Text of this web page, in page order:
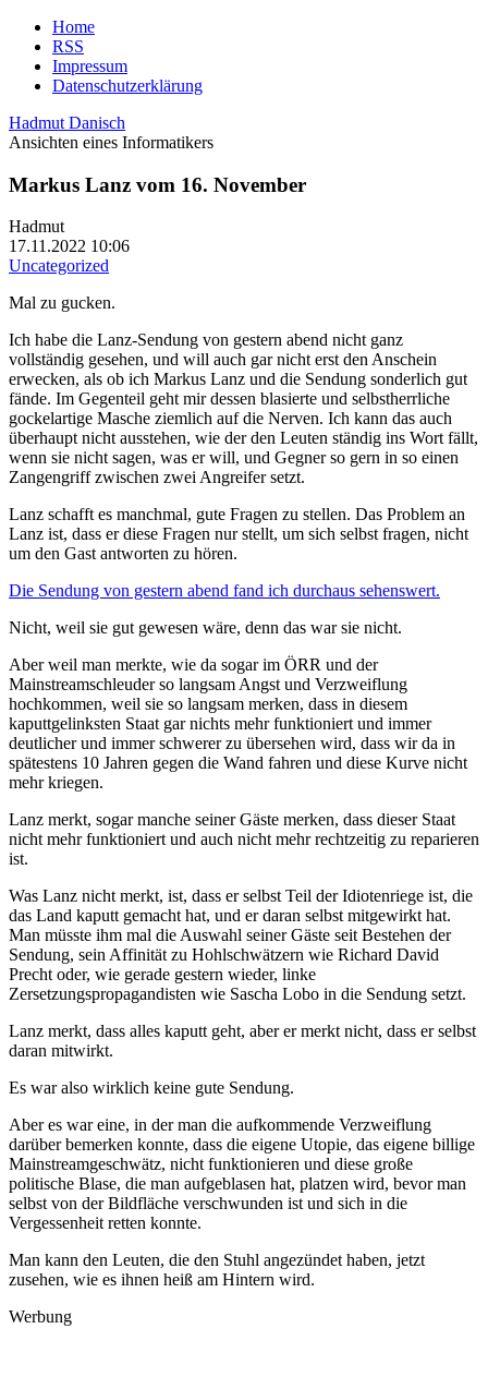
Home
RSS
Impressum
Datenschutzerklärung
Hadmut Danisch
Ansichten eines Informatikers
Markus Lanz vom 16. November
Hadmut
17.11.2022 10:06
Uncategorized
Mal zu gucken.
Ich habe die Lanz-Sendung von gestern abend nicht ganz
vollständig gesehen, und will auch gar nicht erst den Anschein
erwecken, als ob ich Markus Lanz und die Sendung sonderlich gut
fände. Im Gegenteil geht mir dessen blasierte und selbstherrliche
gockelartige Masche ziemlich auf die Nerven. Ich kann das auch
überhaupt nicht ausstehen, wie der den Leuten ständig ins Wort fällt,
wenn sie nicht sagen, was er will, und Gegner so gern in so einen
Zangengriff zwischen zwei Angreifer setzt.
Lanz schafft es manchmal, gute Fragen zu stellen. Das Problem an
Lanz ist, dass er diese Fragen nur stellt, um sich selbst fragen, nicht
um den Gast antworten zu hören.
Die Sendung von gestern abend fand ich durchaus sehenswert.
Nicht, weil sie gut gewesen wäre, denn das war sie nicht.
Aber weil man merkte, wie da sogar im ÖRR und der
Mainstreamschleuder so langsam Angst und Verzweiflung
hochkommen, weil sie so langsam merken, dass in diesem
kaputtgelinksten Staat gar nichts mehr funktioniert und immer
deutlicher und immer schwerer zu übersehen wird, dass wir da in
spätestens 10 Jahren gegen die Wand fahren und diese Kurve nicht
mehr kriegen.
Lanz merkt, sogar manche seiner Gäste merken, dass dieser Staat
nicht mehr funktioniert und auch nicht mehr rechtzeitig zu reparieren
ist.
Was Lanz nicht merkt, ist, dass er selbst Teil der Idiotenriege ist, die
das Land kaputt gemacht hat, und er daran selbst mitgewirkt hat.
Man müsste ihm mal die Auswahl seiner Gäste seit Bestehen der
Sendung, sein Affinität zu Hohlschwätzern wie Richard David
Precht oder, wie gerade gestern wieder, linke
Zersetzungspropagandisten wie Sascha Lobo in die Sendung setzt.
Lanz merkt, dass alles kaputt geht, aber er merkt nicht, dass er selbst
daran mitwirkt.
Es war also wirklich keine gute Sendung.
Aber es war eine, in der man die aufkommende Verzweiflung
darüber bemerken konnte, dass die eigene Utopie, das eigene billige
Mainstreamgeschwätz, nicht funktionieren und diese große
politische Blase, die man aufgeblasen hat, platzen wird, bevor man
selbst von der Bildfläche verschwunden ist und sich in die
Vergessenheit retten konnte.
Man kann den Leuten, die den Stuhl angezündet haben, jetzt
zusehen, wie es ihnen heiß am Hintern wird.
Werbung